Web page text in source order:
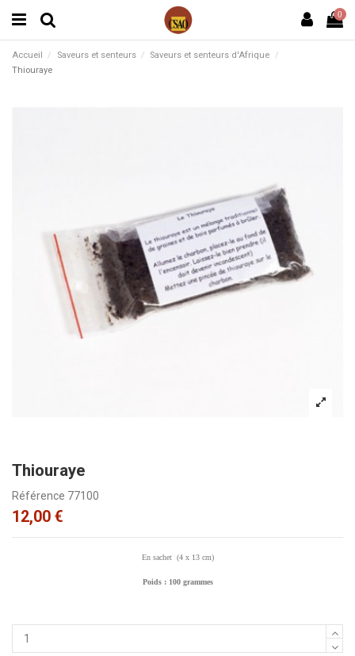
0
Accueil Saveurs et senteurs
Saveurs et senteurs d'Afrique
Thiouraye
Thiouraye
Référence 77100
12,00 €
En sachet (4 x 13 cm)
Poids : 100 grammes